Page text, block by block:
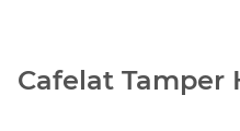
Cafelat Tamper